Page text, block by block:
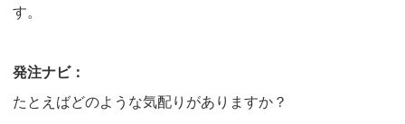
す。
発注ナビ：
たとえばどのような気配りがありますか？